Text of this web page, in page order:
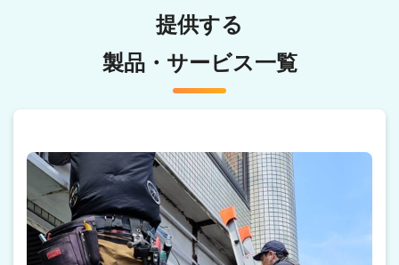
提供する
製品・サービス一覧